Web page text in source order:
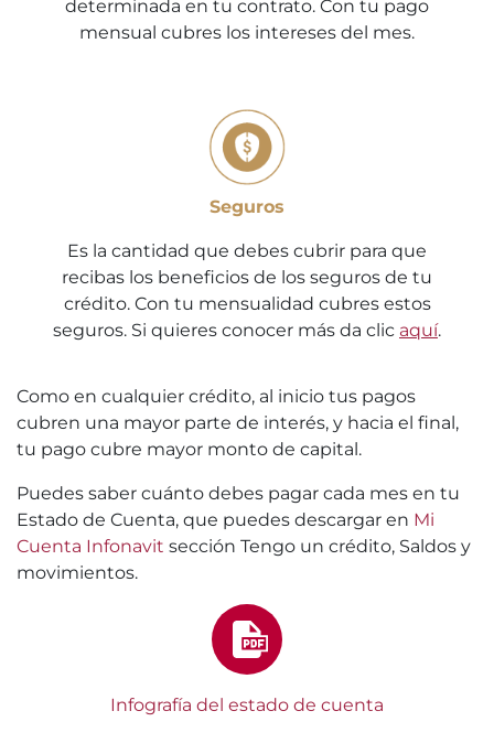
determinada en tu contrato. Con tu pago
mensual cubres los intereses del mes.
Seguros
Es la cantidad que debes cubrir para que
recibas los beneficios de los seguros de tu
crédito. Con tu mensualidad cubres estos
seguros. Si quieres conocer más da clic aquí.
Como en cualquier crédito, al inicio tus pagos
cubren una mayor parte de interés, y hacia el final,
tu pago cubre mayor monto de capital.
Puedes saber cuánto debes pagar cada mes en tu
Estado de Cuenta, que puedes descargar en Mi
Cuenta Infonavit sección Tengo un crédito, Saldos y
movimientos.
Infografía del estado de cuenta